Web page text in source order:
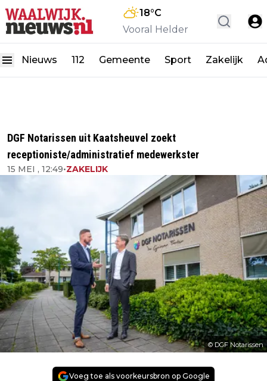
18°C
Vooral Helder
Nieuws 112 Gemeente Sport Zakelijk
DGF Notarissen uit Kaatsheuvel zoekt
receptioniste/administratief medewerkster
15 MEI , 12:49•ZAKELIJK
© DGF Notarissen
Voeg toe als voorkeursbron op Google